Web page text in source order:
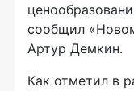
сообщил
Артур Демкин.
Как отметил в